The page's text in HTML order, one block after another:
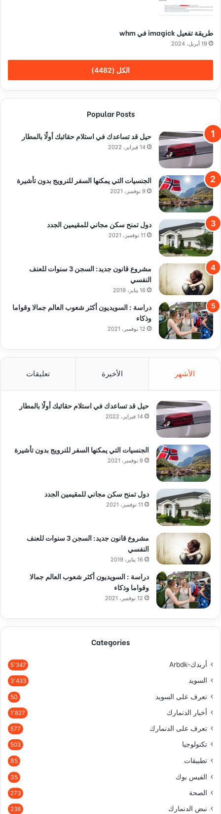
طريقة تفعيل imagick في whm
19 أبريل، 2024
الكل (4482)
Popular Posts
حيل قد تساعدك في استلام حقائبك أولًا بالمطار
14 فبراير، 2022
الجنسيات التي يمكنها السفر للنرويج بدون تأشيرة
9 نوفمبر، 2021
دول تمنح سكن مجاني للمقيمين الجدد
11 نوفمبر، 2021
مشروع قانون جديد: السجن 3 سنوات للعنف
النفسي
16 يناير، 2019
دراسة : السويديون أكثر شعوب العالم جمالا وقواما
وذكاء
12 نوفمبر، 2021
الأشهر الأخيرة تعليقات
حيل قد تساعدك في استلام حقائبك أولًا بالمطار
14 فبراير، 2022
الجنسيات التي يمكنها السفر للنرويج بدون تأشيرة
9 نوفمبر، 2021
دول تمنح سكن مجاني للمقيمين الجدد
11 نوفمبر، 2021
مشروع قانون جديد: السجن 3 سنوات للعنف
النفسي
16 يناير، 2019
دراسة : السويديون أكثر شعوب العالم جمالا
وقواما وذكاء
12 نوفمبر، 2021
Categories
أربدك-Arbdk 5٬347
السويد 3٬433
تعرف على السويد 50
أخبار الدنمارك 1٬827
تعرف على الدنمارك 577
تكنولوجيا 503
تطبيقات 85
الفيس بوك 35
الصحة 273
نبض الدنمارك 238